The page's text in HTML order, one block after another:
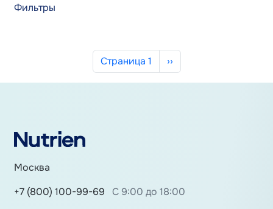
Фильтры
Нумерация страниц
Страница 1 Следующая страница
››
Москва
+7 (800) 100-99-69
С 9:00 до 18:00